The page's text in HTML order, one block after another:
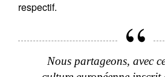
respectif.
Nous partageons, avec